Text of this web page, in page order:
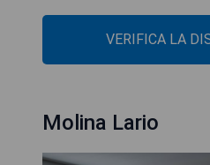
VERIFICA LA
Molina Lario